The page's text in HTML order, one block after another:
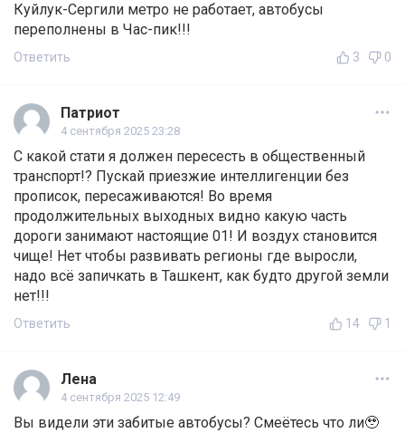
Куйлук-Сергили метро не работает, автобусы
переполнены в Час-пик!!!
Ответить 3 0
Патриот
4 сентября 2025 23:28
С какой стати я должен пересесть в общественный
транспорт!? Пускай приезжие интеллигенции без
прописок, пересаживаются! Во время
продолжительных выходных видно какую часть
дороги занимают настоящие 01! И воздух становится
чище! Нет чтобы развивать регионы где выросли,
надо всё запичкать в Ташкент, как будто другой земли
нет!!!
Ответить 14 1
Лена
4 сентября 2025 12:49
Вы видели эти забитые автобусы? Смеётесь что ли🥹